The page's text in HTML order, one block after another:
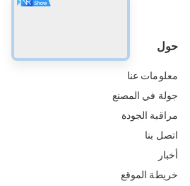
حول
معلومات عنا
جولة في المصنع
مراقبة الجودة
اتصل بنا
أخبار
خريطة الموقع